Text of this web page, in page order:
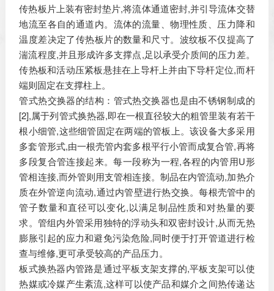
传热板片上装有密封垫片,将流体通道密封,并引导流体交替
地流至各自的通道内。流体的流量、物理性质、压力降和
温度差决定了传热板片的数量和尺寸。波纹板不仅提高了
湍流程度,并且形成许多支撑点,足以承受介质间的压力差。
传热板和活动压紧板悬挂在上导杆上并由下导杆定位,而杆
端则固定在支撑柱上。
管式热交换器的结构：管式热交换器也是由不锈钢制成的
[2],属于列管式换热器,即在一根直径较大的粗管里装有若干
根小细管,这些细管固定在两端的管板上。该设备大多采用
多套管形式,由一根壳管内套多根平行小管而成复合管,再将
多段复合管连接起来。每一段称为一程,各程的内管用U形
管相连接,而外管则用支管相连接。制品在内管流动,加热介
质在外管逆向流动,通过内管壁进行热交换。每根壳管中的
管子数量和直径可以变化,以满足制品性质和对热量的要
求。管组内外管采用独特的浮动头和双密封设计,从而无热
膨胀引起的应力和避免污染危险,同时便于打开管道进行检
查与维修,更可承受较高的产品压力。
板式换热器内管路是通过平板支架支撑的,平板支架可以使
热媒或冷媒产生紊流,这样可以使产品和媒介之间热传递达